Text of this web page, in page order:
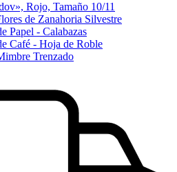
Rojo, Tamaño 10/11
de Zanahoria Silvestre
Papel - Calabazas
Café - Hoja de Roble
Trenzado